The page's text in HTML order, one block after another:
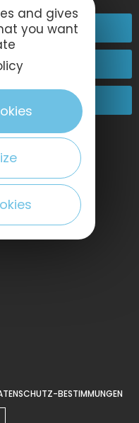
04
BESTIMMUNGEN
and gives
you want